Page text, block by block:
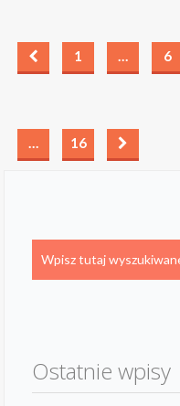
1 … 6
… 16
Ostatnie wpisy